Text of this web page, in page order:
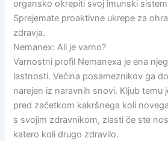
organsko okrepiti svoj imunski
Sprejemate proaktivne ukrepe za
zdravja.
Nemanex: Ali je varno?
Varnostni profil Nemanexa je ena
lastnosti. Večina posameznikov ga
narejen iz naravnih snovi. Kljub temu
pred začetkom kakršnega koli
s svojim zdravnikom, zlasti če ste
katero koli drugo zdravilo.